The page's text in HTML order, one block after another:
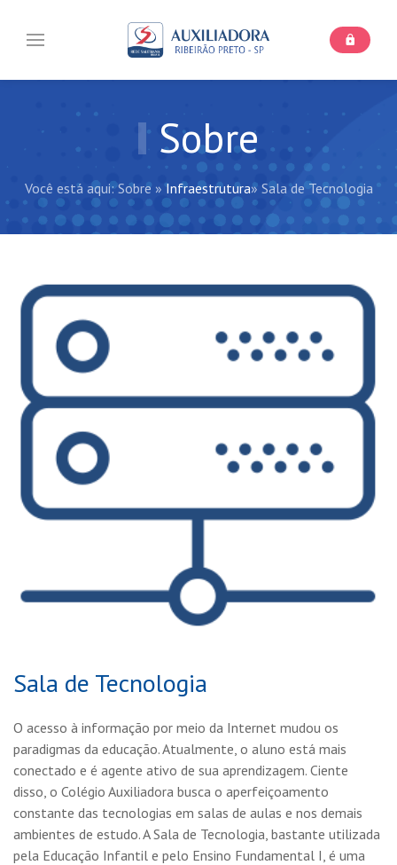
Sobre
Você está aqui:Sobre »Infraestrutura» Sala de Tecnologia
Sala de Tecnologia
O acesso à informação por meio da Internet mudou os
paradigmas da educação. Atualmente, o aluno está mais
conectado e é agente ativo de sua aprendizagem. Ciente
disso, o Colégio Auxiliadora busca o aperfeiçoamento
constante das tecnologias em salas de aulas e nos demais
ambientes de estudo. A Sala de Tecnologia, bastante utilizada
pela Educação Infantil e pelo Ensino Fundamental I, é uma